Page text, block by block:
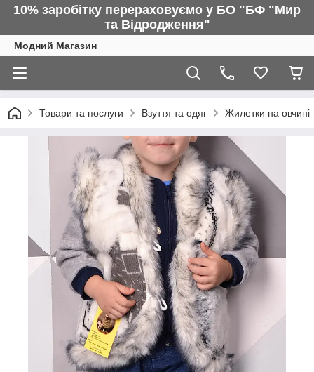
10% заробітку перераховуємо у БО "БФ "Мир
та Відродження"
Модний Магазин
Товари та послуги Взуття та одяг Жилетки на овчині